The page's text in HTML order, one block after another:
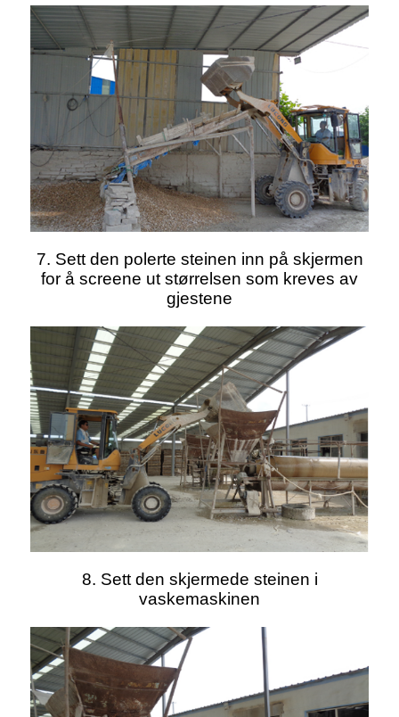
7. Sett den polerte steinen inn på skjermen
for å screene ut størrelsen som kreves av
gjestene
8. Sett den skjermede steinen i
vaskemaskinen